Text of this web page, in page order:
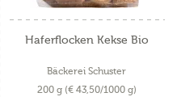
Haferflocken Kekse Bio
Bäckerei Schuster
200 g (€ 43,50/1000 g)